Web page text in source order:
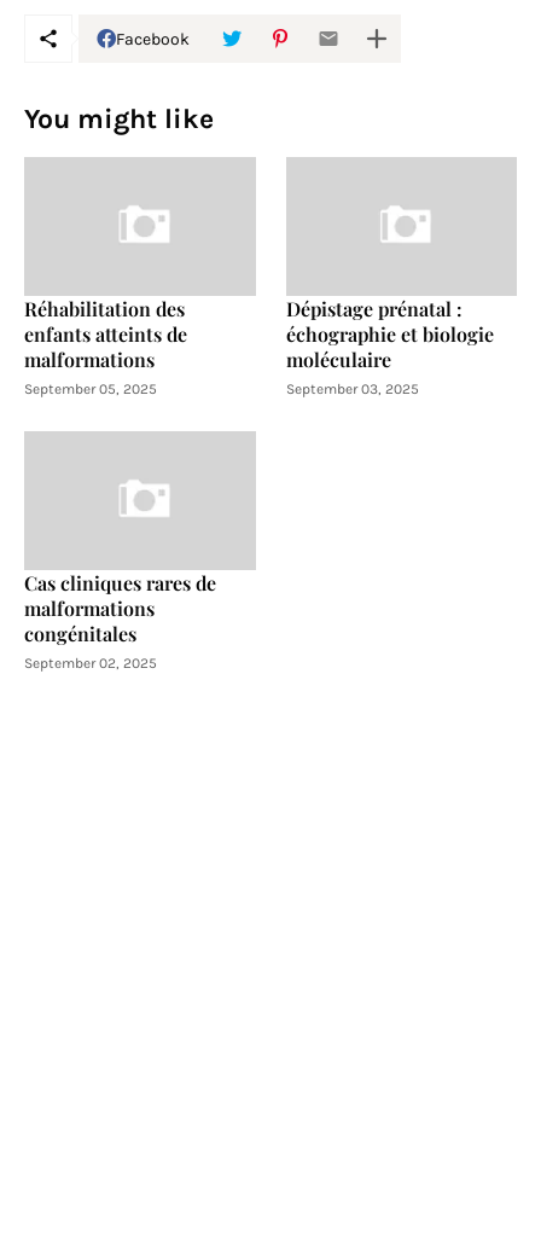
Facebook
You might like
Réhabilitation des
enfants atteints de
malformations
September 05, 2025
Dépistage prénatal :
échographie et biologie
moléculaire
September 03, 2025
Cas cliniques rares de
malformations
congénitales
September 02, 2025